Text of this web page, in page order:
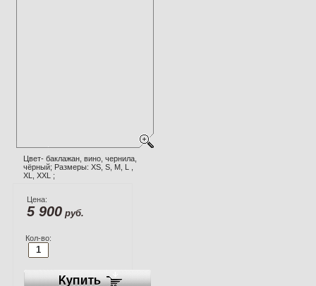
Цвет- баклажан, вино, чернила,
чёрный; Размеры: XS, S, M, L ,
XL, XXL ;
Цена:
5 900 руб.
Кол-во: